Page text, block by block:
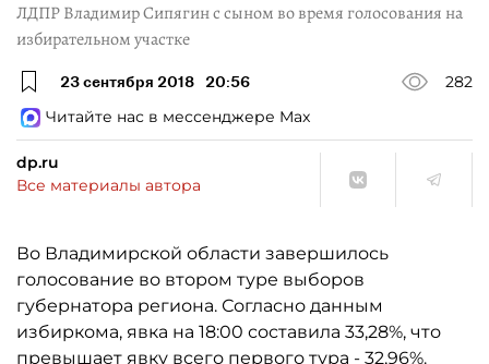
ЛДПР Владимир Сипягин с сыном во время голосования на
избирательном участке
23 сентября 2018 20:56
282
Читайте нас в мессенджере Max
dp.ru
Все материалы автора
Во Владимирской области завершилось
голосование во втором туре выборов
губернатора региона. Согласно данным
избиркома, явка на 18:00 составила 33,28%, что
превышает явку всего первого тура - 32,96%.